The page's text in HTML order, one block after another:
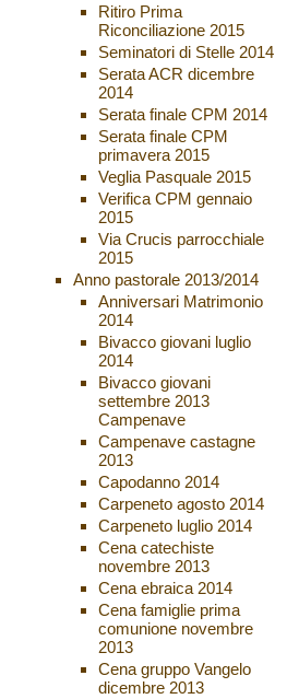
Ritiro Prima
Riconciliazione 2015
Seminatori di Stelle 2014
Serata ACR dicembre
2014
Serata finale CPM 2014
Serata finale CPM
primavera 2015
Veglia Pasquale 2015
Verifica CPM gennaio
2015
Via Crucis parrocchiale
2015
Anno pastorale 2013/2014
Anniversari Matrimonio
2014
Bivacco giovani luglio
2014
Bivacco giovani
settembre 2013
Campenave
Campenave castagne
2013
Capodanno 2014
Carpeneto agosto 2014
Carpeneto luglio 2014
Cena catechiste
novembre 2013
Cena ebraica 2014
Cena famiglie prima
comunione novembre
2013
Cena gruppo Vangelo
dicembre 2013